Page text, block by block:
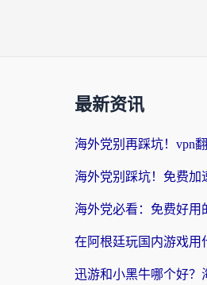
最新资讯